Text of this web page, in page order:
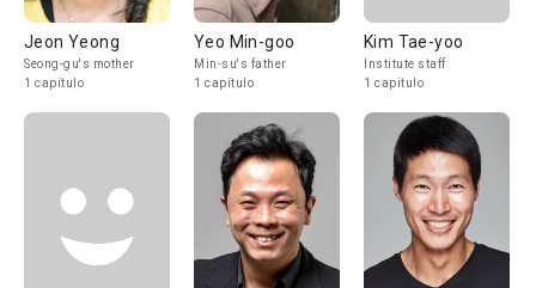
Jeon Yeong
Seong-gu's mother
1 capítulo
Yeo Min-goo
Min-su's father
1 capítulo
Kim Tae-yoo
Institute staff
1 capítulo